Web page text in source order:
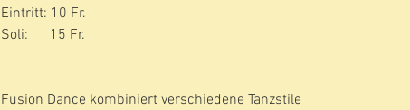
Eintritt: 10 Fr.
Soli:      15 Fr.
Fusion Dance kombiniert verschiedene Tanzstile